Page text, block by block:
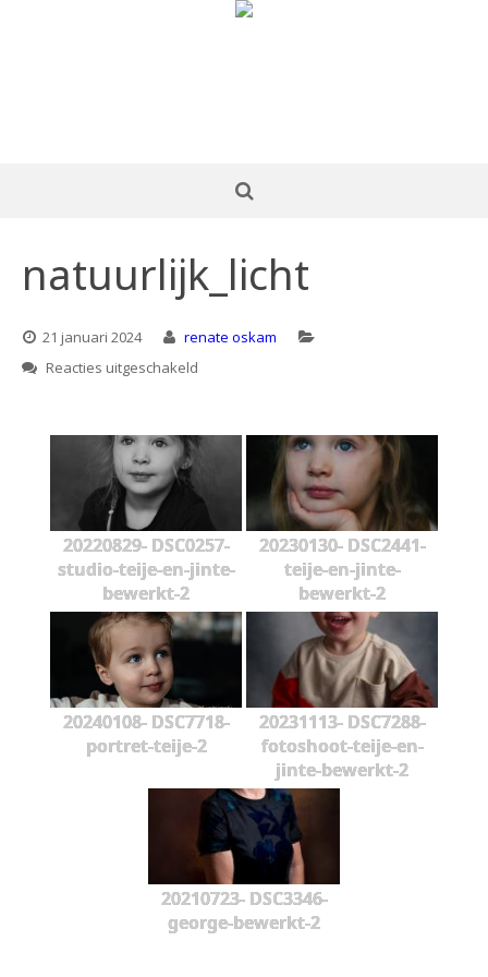
natuurlijk_licht
21 januari 2024
renate oskam
Reacties uitgeschakeld
20220829- DSC0257-
studio-teije-en-jinte-
bewerkt-2
20230130- DSC2441-
teije-en-jinte-
bewerkt-2
20240108- DSC7718-
portret-teije-2
20231113- DSC7288-
fotoshoot-teije-en-
jinte-bewerkt-2
20210723- DSC3346-
george-bewerkt-2